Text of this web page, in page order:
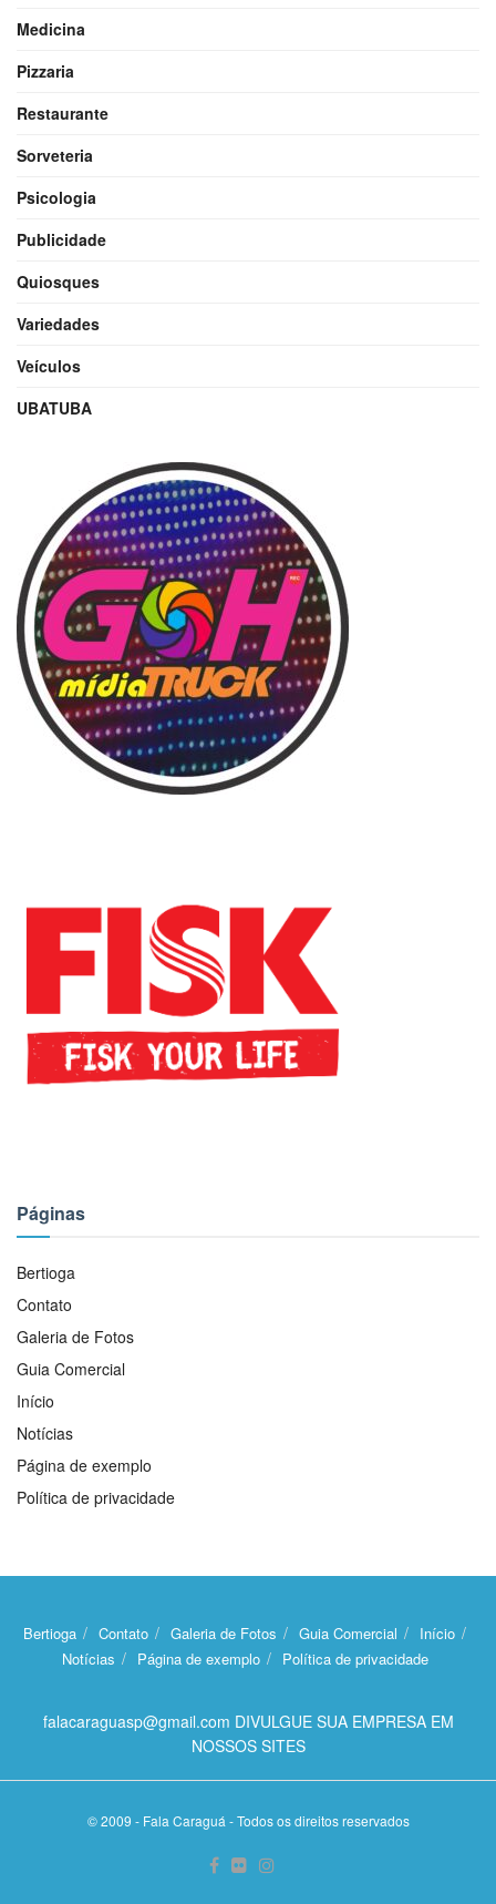
Medicina
Pizzaria
Restaurante
Sorveteria
Psicologia
Publicidade
Quiosques
Variedades
Veículos
UBATUBA
Páginas
Bertioga
Contato
Galeria de Fotos
Guia Comercial
Início
Notícias
Página de exemplo
Política de privacidade
Bertioga Contato Galeria de Fotos Guia Comercial
Início
Notícias
Página de exemplo Política de privacidade
falacaraguasp@gmail.com DIVULGUE SUA EMPRESA EM
NOSSOS SITES
© 2009 - Fala Caraguá - Todos os direitos reservados